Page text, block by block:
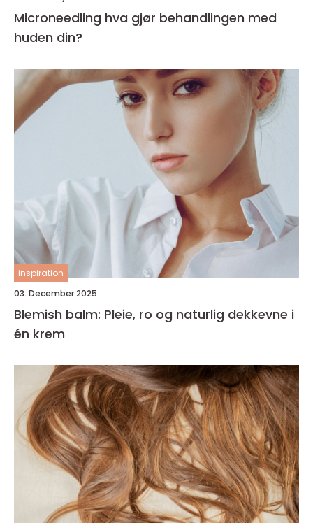
Microneedling hva gjør behandlingen med
huden din?
inspiration
03. December 2025
Blemish balm: Pleie, ro og naturlig dekkevne i
én krem